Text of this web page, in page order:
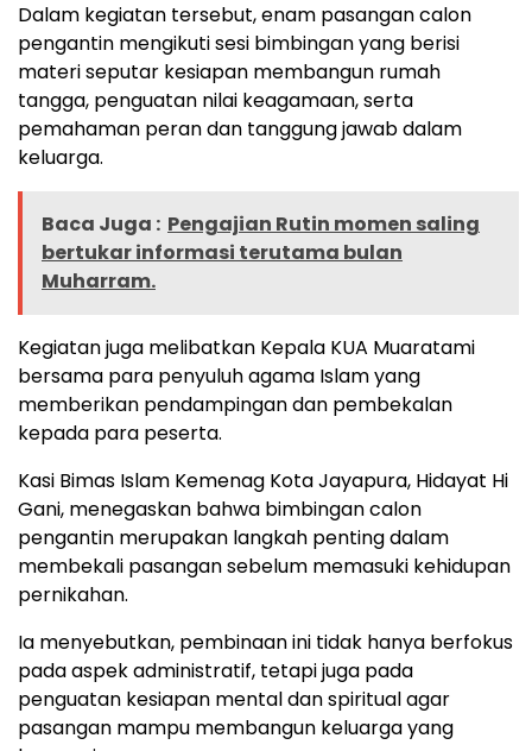
Dalam kegiatan tersebut, enam pasangan calon
pengantin mengikuti sesi bimbingan yang berisi
materi seputar kesiapan membangun rumah
tangga, penguatan nilai keagamaan, serta
pemahaman peran dan tanggung jawab dalam
keluarga.
Baca Juga : Pengajian Rutin momen saling
bertukar informasi terutama bulan
Muharram.
Kegiatan juga melibatkan Kepala KUA Muaratami
bersama para penyuluh agama Islam yang
memberikan pendampingan dan pembekalan
kepada para peserta.
Kasi Bimas Islam Kemenag Kota Jayapura, Hidayat Hi
Gani, menegaskan bahwa bimbingan calon
pengantin merupakan langkah penting dalam
membekali pasangan sebelum memasuki kehidupan
pernikahan.
Ia menyebutkan, pembinaan ini tidak hanya berfokus
pada aspek administratif, tetapi juga pada
penguatan kesiapan mental dan spiritual agar
pasangan mampu membangun keluarga yang